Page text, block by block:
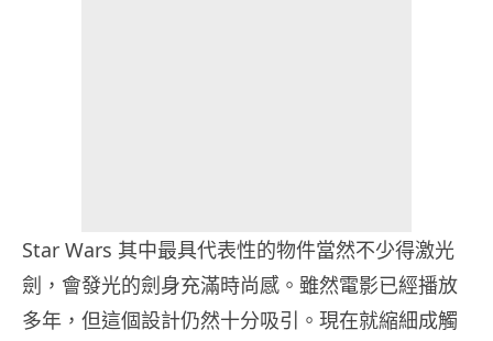
Star Wars 其中最具代表性的物件當然不少得激光
劍，會發光的劍身充滿時尚感。雖然電影已經播放
多年，但這個設計仍然十分吸引。現在就縮細成觸